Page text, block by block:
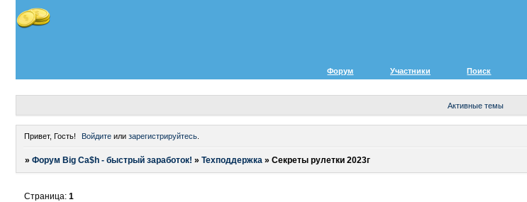
Форум Участники Поиск
Активные темы
Привет, Гость! Войдите или зарегистрируйтесь
» Форум Big Ca$h - быстрый заработок! » Техподдержка » Секреты рулетки 2023г
Страница: 1